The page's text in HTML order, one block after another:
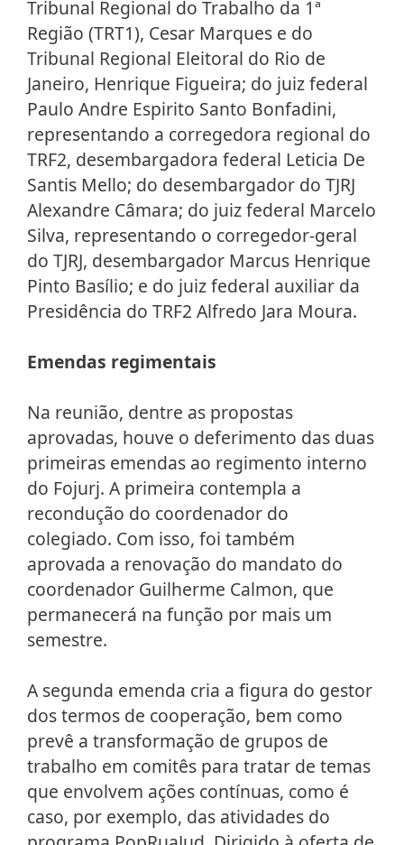
Tribunal Regional do Trabalho da 1ª
Região (TRT1), Cesar Marques e do
Tribunal Regional Eleitoral do Rio de
Janeiro, Henrique Figueira; do juiz federal
Paulo Andre Espirito Santo Bonfadini,
representando a corregedora regional do
TRF2, desembargadora federal Leticia De
Santis Mello; do desembargador do TJRJ
Alexandre Câmara; do juiz federal Marcelo
Silva, representando o corregedor-geral
do TJRJ, desembargador Marcus Henrique
Pinto Basílio; e do juiz federal auxiliar da
Presidência do TRF2 Alfredo Jara Moura.
Emendas regimentais
Na reunião, dentre as propostas
aprovadas, houve o deferimento das duas
primeiras emendas ao regimento interno
do Fojurj. A primeira contempla a
recondução do coordenador do
colegiado. Com isso, foi também
aprovada a renovação do mandato do
coordenador Guilherme Calmon, que
permanecerá na função por mais um
semestre.
A segunda emenda cria a figura do gestor
dos termos de cooperação, bem como
prevê a transformação de grupos de
trabalho em comitês para tratar de temas
que envolvem ações contínuas, como é
caso, por exemplo, das atividades do